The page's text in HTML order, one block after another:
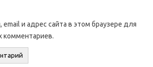
и адрес сайта в этом браузере для